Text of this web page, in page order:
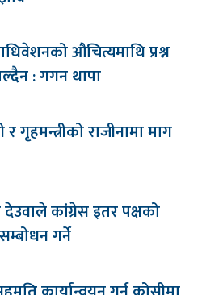
औचित्यमाथि प्रश्न
: गगन थापा
र गृहमन्त्रीको राजीनामा माग
कांग्रेस इतर पक्षको
गर्ने